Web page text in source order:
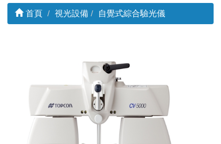
首頁 視光設備 自覺式綜合驗光儀